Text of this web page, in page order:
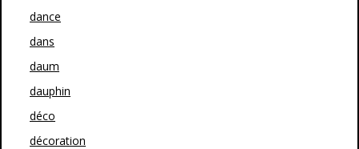
dance
dans
daum
dauphin
déco
décoration